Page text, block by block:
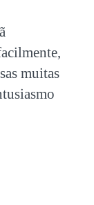
muitas